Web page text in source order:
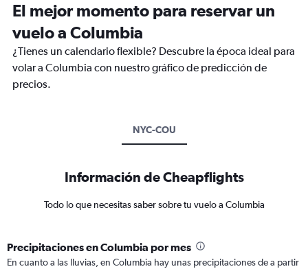
El mejor momento para reservar un
vuelo a Columbia
¿Tienes un calendario flexible? Descubre la época ideal para
volar a Columbia con nuestro gráfico de predicción de
precios.
NYC-COU
Información de Cheapflights
Todo lo que necesitas saber sobre tu vuelo a Columbia
Precipitaciones en Columbia por mes
En cuanto a las lluvias, en Columbia hay unas precipitaciones de a partir